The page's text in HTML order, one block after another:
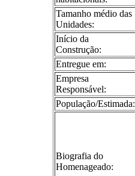
Tamanho médio das
Unidades:
Início da
Construção:
Entregue em:
Empresa
Responsável:
População/Estimada:
Biografia do
Homenageado: